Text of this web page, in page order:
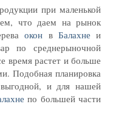
при маленькой
что даем на рынок
окон в Балахне и
по среднерыночной
время растет и больше
Подобная планировка
и для нашей
по большей части